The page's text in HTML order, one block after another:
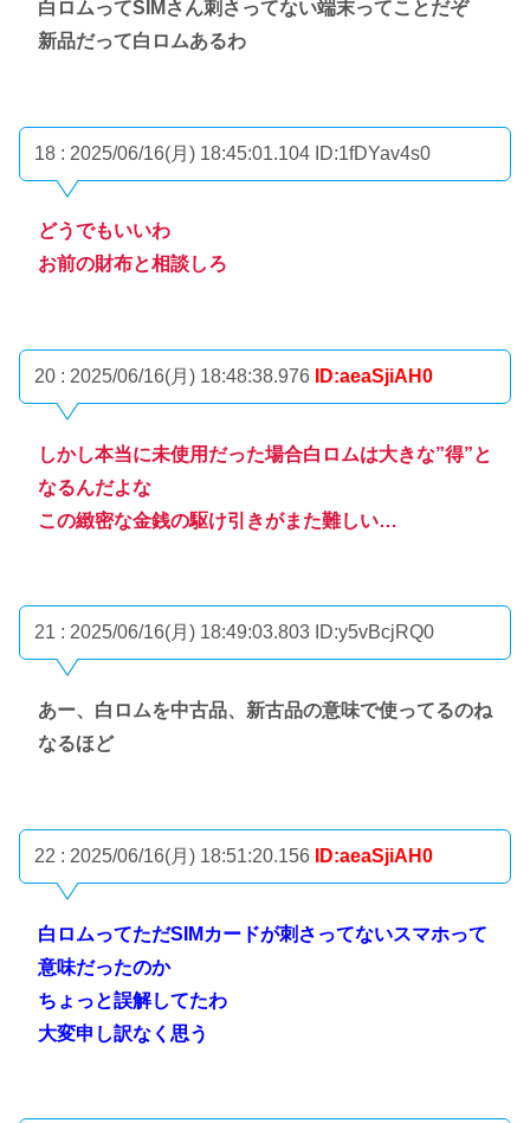
白ロムってSIMさん刺さってない端末ってことだぞ
新品だって白ロムあるわ
18 : 2025/06/16(月) 18:45:01.104 ID:1fDYav4s0
どうでもいいわ
お前の財布と相談しろ
20 : 2025/06/16(月) 18:48:38.976 ID:aeaSjiAH0
しかし本当に未使用だった場合白ロムは大きな”得”と
なるんだよな
この緻密な金銭の駆け引きがまた難しい…
21 : 2025/06/16(月) 18:49:03.803 ID:y5vBcjRQ0
あー、白ロムを中古品、新古品の意味で使ってるのね
なるほど
22 : 2025/06/16(月) 18:51:20.156 ID:aeaSjiAH0
白ロムってただSIMカードが刺さってないスマホって
意味だったのか
ちょっと誤解してたわ
大変申し訳なく思う